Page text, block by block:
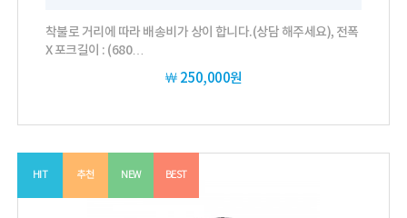
착불로 거리에 따라 배송비가 상이 합니다.(상담 해주세요), 전폭
X 포크길이 : (680…
￦ 250,000원
HIT 추천 NEW BEST